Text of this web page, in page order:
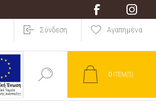
Σύνδεση Αγαπημένα
0 ITEM(S)